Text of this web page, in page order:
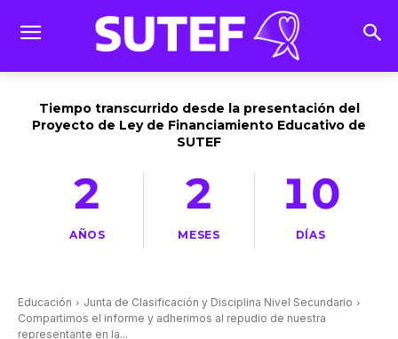
Tiempo transcurrido desde la presentación del
Proyecto de Ley de Financiamiento Educativo de
SUTEF
2
AÑOS
2
MESES
10
DÍAS
Educación
Junta de Clasificación y Disciplina Nivel Secundario
Compartimos el informe y adherimos al repudio de nuestra
representante en la...